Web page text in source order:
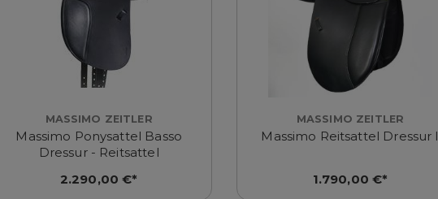
MASSIMO ZEITLER
Massimo Ponysattel Basso
Dressur - Reitsattel
2.290,00 €*
MASSIMO ZEITLER
Massimo Reitsattel Dressur I
1.790,00 €*